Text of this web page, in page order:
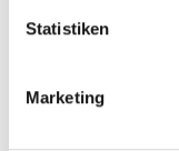
Statistiken
Marketing